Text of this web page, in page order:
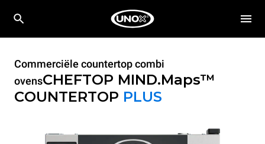
Commerciële countertop combi
ovensCHEFTOP MIND.Maps™
COUNTERTOP PLUS